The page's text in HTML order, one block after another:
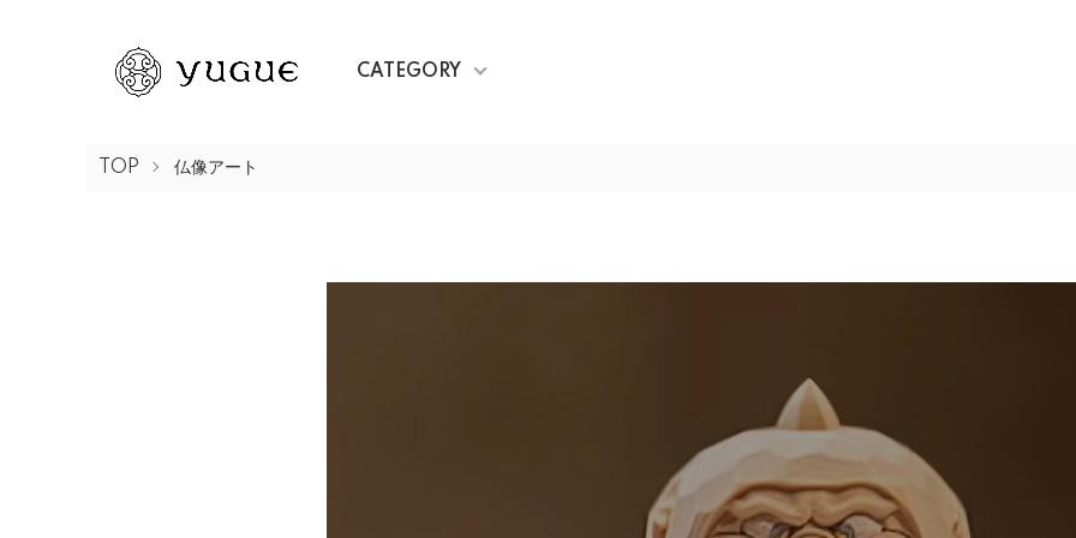
CATEGORY
TOP 仏像アート